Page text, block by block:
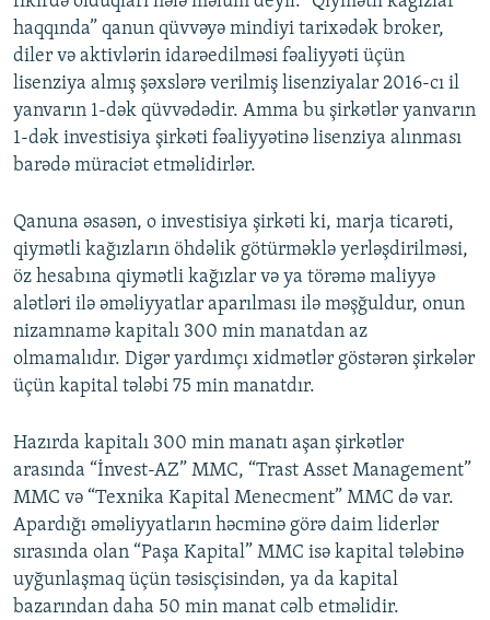
haqqında” qanun qüvvəyə mindiyi tarixədək broker,
diler və aktivlərin idarəedilməsi fəaliyyəti üçün
lisenziya almış şəxslərə verilmiş lisenziyalar 2016-cı il
yanvarın 1-dək qüvvədədir. Amma bu şirkətlər yanvarın
1-dək investisiya şirkəti fəaliyyətinə lisenziya alınması
barədə müraciət etməlidirlər.
Qanuna əsasən, o investisiya şirkəti ki, marja ticarəti,
qiymətli kağızların öhdəlik götürməklə yerləşdirilməsi,
öz hesabına qiymətli kağızlar və ya törəmə maliyyə
alətləri ilə əməliyyatlar aparılması ilə məşğuldur, onun
nizamnamə kapitalı 300 min manatdan az
olmamalıdır. Digər yardımçı xidmətlər göstərən şirkələr
üçün kapital tələbi 75 min manatdır.
Hazırda kapitalı 300 min manatı aşan şirkətlər
arasında “İnvest-AZ” MMC, “Trast Asset Management”
MMC və “Texnika Kapital Menecment” MMC də var.
Apardığı əməliyyatların həcminə görə daim liderlər
sırasında olan “Paşa Kapital” MMC isə kapital tələbinə
uyğunlaşmaq üçün təsisçisindən, ya da kapital
bazarından daha 50 min manat cəlb etməlidir.